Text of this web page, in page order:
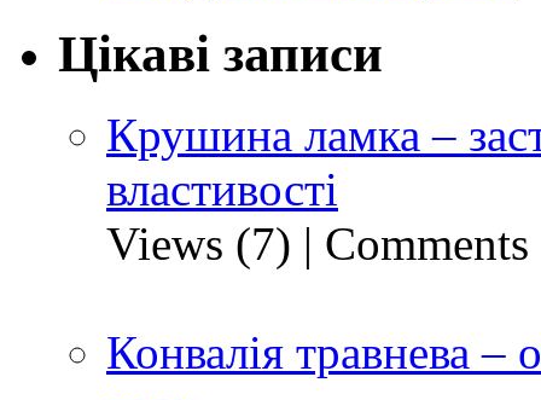
Цікаві записи
Крушина ламка –
властивості
Views (7) |
Конвалія травнева –